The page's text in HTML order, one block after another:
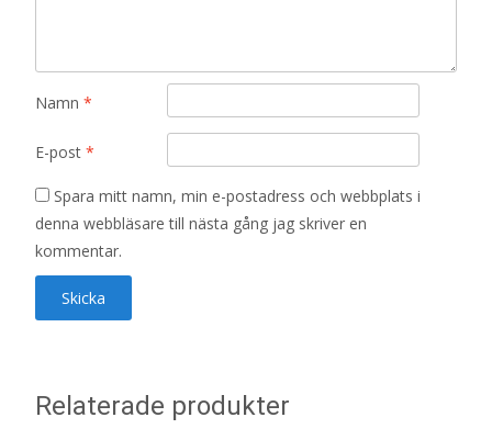
Namn *
E-post *
Spara mitt namn, min e-postadress och webbplats i
denna webbläsare till nästa gång jag skriver en
kommentar.
Relaterade produkter